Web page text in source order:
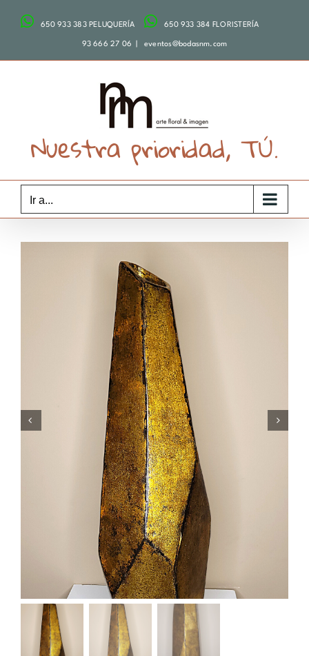
650 933 383 PELUQUERÍA 650 933 384 FLORISTERÍA
93 666 27 06 eventos@bodasnm.com
Nuestra prioridad, TÚ.
Ir a...